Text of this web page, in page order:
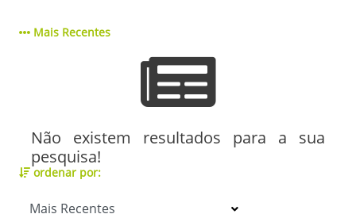
Mais Recentes
Não existem resultados para a sua
pesquisa!
ordenar por: